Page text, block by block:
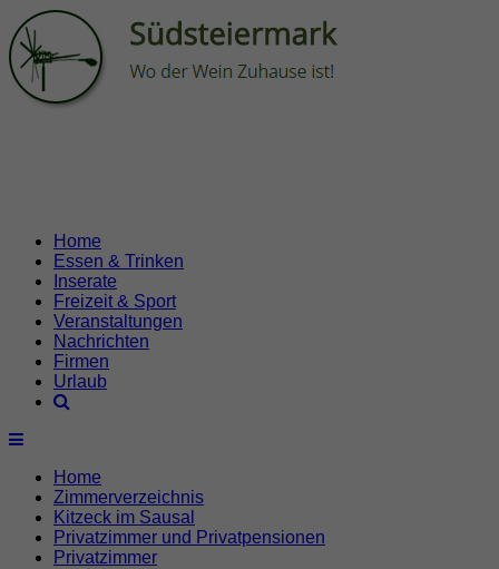
Home
Essen & Trinken
Inserate
Freizeit & Sport
Veranstaltungen
Nachrichten
Firmen
Urlaub
Home
Zimmerverzeichnis
Kitzeck im Sausal
Privatzimmer und Privatpensionen
Privatzimmer